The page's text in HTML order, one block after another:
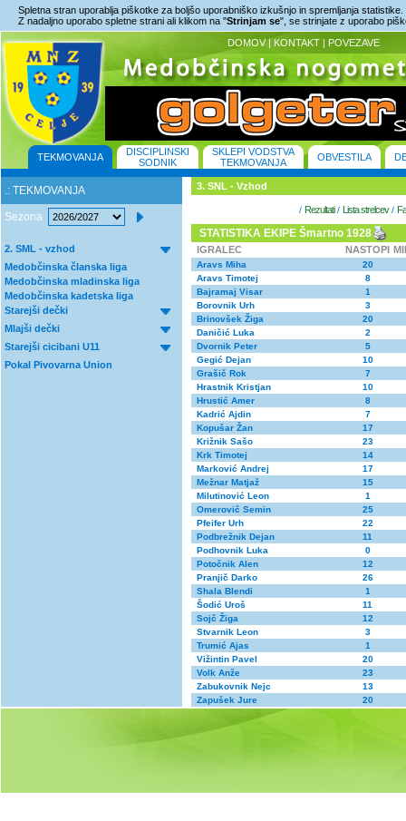
Spletna stran uporablja piškotke za boljšo uporabniško izkušnjo in spremljanja statistike.
Z nadaljno uporabo spletne strani ali klikom na "Strinjam se", se strinjate z uporabo
DOMOV | KONTAKT | POVEZAVE
TEKMOVANJA
DISCIPLINSKI
SODNIK
SKLEPI VODSTVA
TEKMOVANJA
OBVESTILA
.: TEKMOVANJA
Sezona
2. SML - vzhod
Medobčinska članska liga
Medobčinska mladinska liga
Medobčinska kadetska liga
Starejši dečki
Mlajši dečki
Starejši cicibani U11
Pokal Pivovarna Union
3. SNL - Vzhod
/ Rezultati/ Lista strelcev/
STATISTIKA EKIPE Šmartno 1928
IGRALEC NASTOPI
Aravs Miha
20
Aravs Timotej
8
Bajramaj Visar
1
Borovnik Urh
3
Brinovšek Žiga
20
Daničić Luka
2
Dvornik Peter
5
Gegić Dejan
10
Grašič Rok
7
Hrastnik Kristjan
10
Hrustić Amer
8
Kadrić Ajdin
7
Kopušar Žan
17
Križnik Sašo
23
Krk Timotej
14
Marković Andrej
17
Mežnar Matjaž
15
Milutinović Leon
1
Omerovič Semin
25
Pfeifer Urh
22
Podbrežnik Dejan
11
Podhovnik Luka
0
Potočnik Alen
12
Pranjič Darko
26
Shala Blendi
1
Šodić Uroš
11
Sojč Žiga
12
Stvarnik Leon
3
Trumić Ajas
1
Vižintin Pavel
20
Volk Anže
23
Zabukovnik Nejc
13
Zapušek Jure
20